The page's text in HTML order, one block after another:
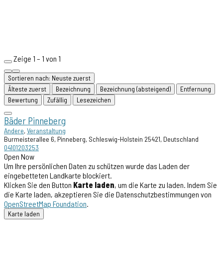
Zeige 1 – 1 von 1
Sortieren nach: Neuste zuerst
Älteste zuerst
Bezeichnung Bezeichnung (absteigend)
Entfernung
Bewertung
Zufällig Lesezeichen
Bäder Pinneberg
Andere,Veranstaltung
Burmeisterallee 6, Pinneberg, Schleswig-Holstein 25421, Deutschland
04101203253
Open Now
Um Ihre persönlichen Daten zu schützen wurde das Laden der
eingebetteten Landkarte blockiert.
Klicken Sie den Button Karte laden, um die Karte zu laden. Indem Sie
die Karte laden, akzeptieren Sie die Datenschutzbestimmungen von
OpenStreetMap Foundation.
Karte laden